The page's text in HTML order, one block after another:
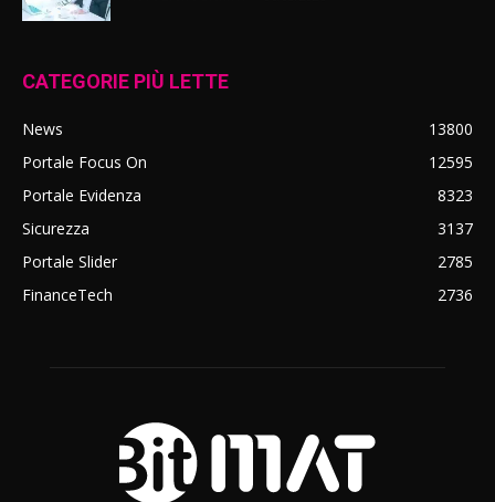
CATEGORIE PIÙ LETTE
News
13800
Portale Focus On
12595
Portale Evidenza
8323
Sicurezza
3137
Portale Slider
2785
FinanceTech
2736